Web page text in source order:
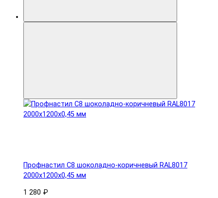
Профнастил С8 шоколадно-коричневый RAL8017
2000х1200х0,45 мм
1 280 ₽